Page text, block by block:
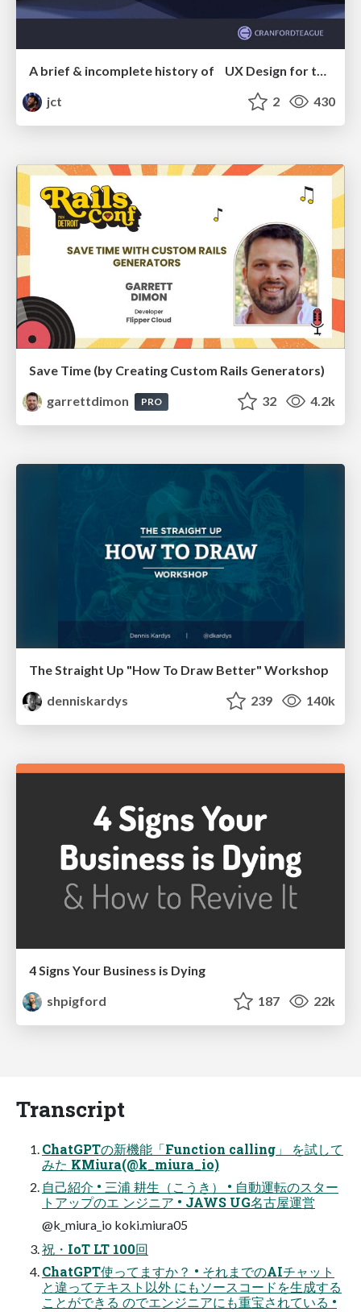
jct
2 430
Save Time (by Creating Custom Rails Generators)
garrettdimon
PRO 32 4.2k
The Straight Up "How To Draw Better" Workshop
denniskardys
239 140k
4 Signs Your Business is Dying
shpigford
187 22k
Transcript
ChatGPTの新機能「Function calling」 を試して
みた KMiura(@k_miura_io)
自己紹介 • 三浦 耕生（こうき） • 自動運転のスター
トアップのエ ンジニア • JAWS UG名古屋運営
@k_miura_io koki.miura05
祝・IoT LT 100回
ChatGPT使ってますか？ • それまでのAIチャット
と違ってテキスト以外 にもソースコードを生成する
ことができる のでエンジニアにも重宝されている •